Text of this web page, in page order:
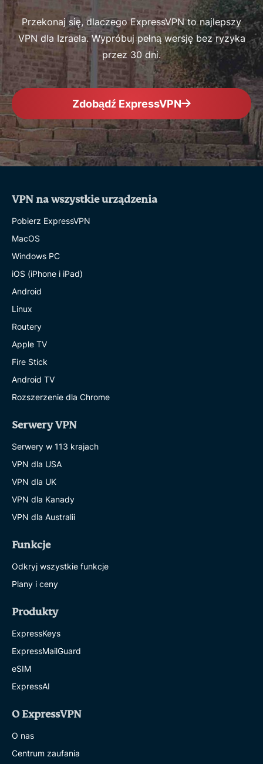
Przekonaj się, dlaczego ExpressVPN to najlepszy
VPN dla Izraela. Wypróbuj pełną wersję bez ryzyka
przez 30 dni.
Zdobądź ExpressVPN
VPN na wszystkie urządzenia
Pobierz ExpressVPN
MacOS
Windows PC
iOS (iPhone i iPad)
Android
Linux
Routery
Apple TV
Fire Stick
Android TV
Rozszerzenie dla Chrome
Serwery VPN
Serwery w 113 krajach
VPN dla USA
VPN dla UK
VPN dla Kanady
VPN dla Australii
Funkcje
Odkryj wszystkie funkcje
Plany i ceny
Produkty
ExpressKeys
ExpressMailGuard
eSIM
ExpressAI
O ExpressVPN
O nas
Centrum zaufania